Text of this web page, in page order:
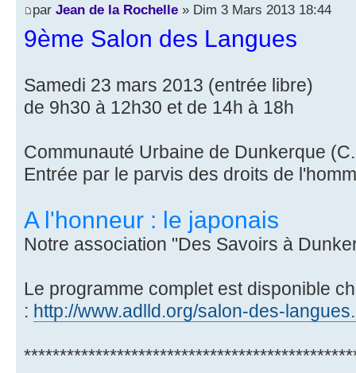
par Jean de la Rochelle » Dim 3 Mars 2013 18:44
9ème Salon des Langues
Samedi 23 mars 2013 (entrée libre)
de 9h30 à 12h30 et de 14h à 18h
Communauté Urbaine de Dunkerque
Entrée par le parvis des droits de
A l'honneur : le japonais
Notre association "Des Savoirs à
Le programme complet est disponible
: http://www.adlld.org/salon-des-